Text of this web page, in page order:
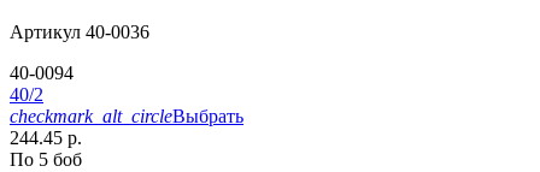
Артикул 40-0036
40-0094
40/2
checkmark_alt_circleВыбрать
244.45 р.
По 5 боб